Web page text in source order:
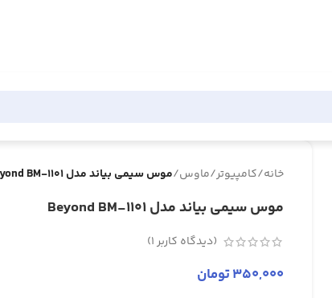
خانه/کامپیوتر/ماوس/موس سیمی بیاند مدل Beyond BM-1101
موس سیمی بیاند مدل Beyond BM-1101
(دیدگاه کاربر1
)
350,000تومان